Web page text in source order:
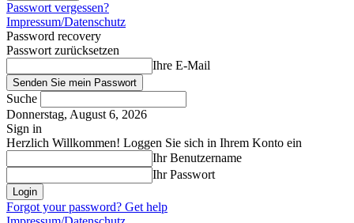
Passwort vergessen?
Impressum/Datenschutz
Password recovery
Passwort zurücksetzen
Ihre E-Mail
Suche
Donnerstag, August 6, 2026
Sign in
Herzlich Willkommen! Loggen Sie sich in Ihrem Konto ein
Ihr Benutzername
Ihr Passwort
Forgot your password? Get help